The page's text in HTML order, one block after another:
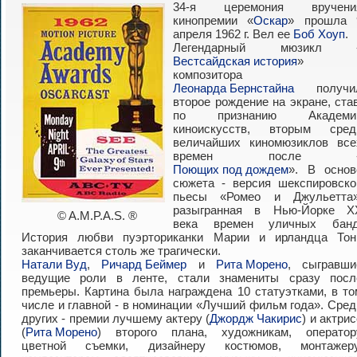
© A.M.P.A.S. ®
34-я церемония
кинопремии «Оскар» прошла
апреля 1962 г. Вел ее Боб Хоуп.
Легендарный мюзикл
Вестсайдская история»
композитора
Леонарда Бернстайна
второе рождение на экране,
по признанию
киноискусств, вторым
величайших киномюзиклов
времен после
Поющих под дождем». В
сюжета - версия
пьесы «Ромео и
разыгранная в Нью-Йорке
века времен уличных
История любви пуэрториканки Марии и ирландца
заканчивается столь же трагически.
Натали Вуд, Ричард Беймер и Рита Морено,
ведущие роли в ленте, стали знамениты сразу
премьеры. Картина была награждена 10 статуэтками, в
числе и главной - в номинации «Лучший фильм года».
других - премии лучшему актеру (Джордж Чакирис) и
(Рита Морено) второго плана, художникам,
цветной съемки, дизайнеру костюмов,